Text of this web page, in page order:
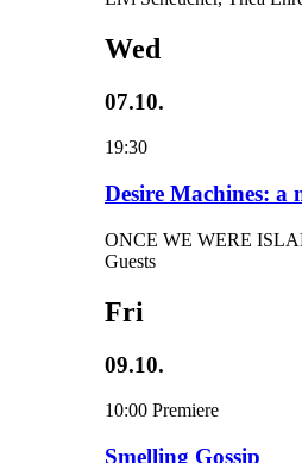
Wed
07.10.
19:30
Desire Machines: a
ONCE WE WERE
Guests
Fri
09.10.
10:00 Premiere
Smelling Gossip